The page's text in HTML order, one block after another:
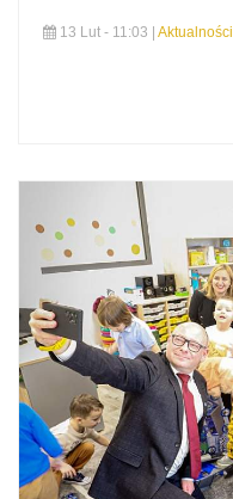
13 Lut - 11:03 | Aktualności